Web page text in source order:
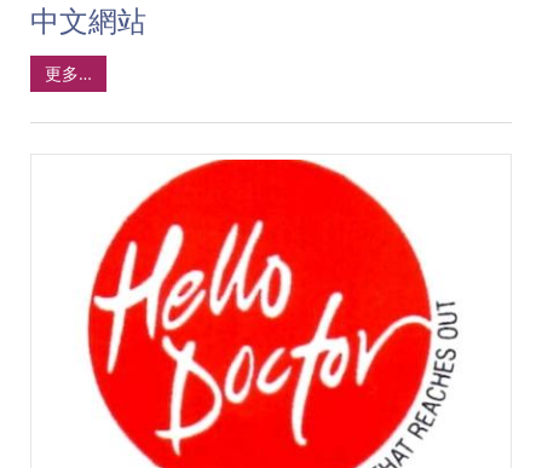
中文網站
更多…